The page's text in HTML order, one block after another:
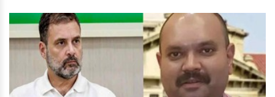
प्रधानमंत्री अपने ही नागरिकों से लड़ रहे हैं और आरोप लगाया कि कागजी
रिसाव और ई20 ईंधन जैसे मुद्दों पर उनके "पूर्व समर्थक" भी उनके खिलाफ हो